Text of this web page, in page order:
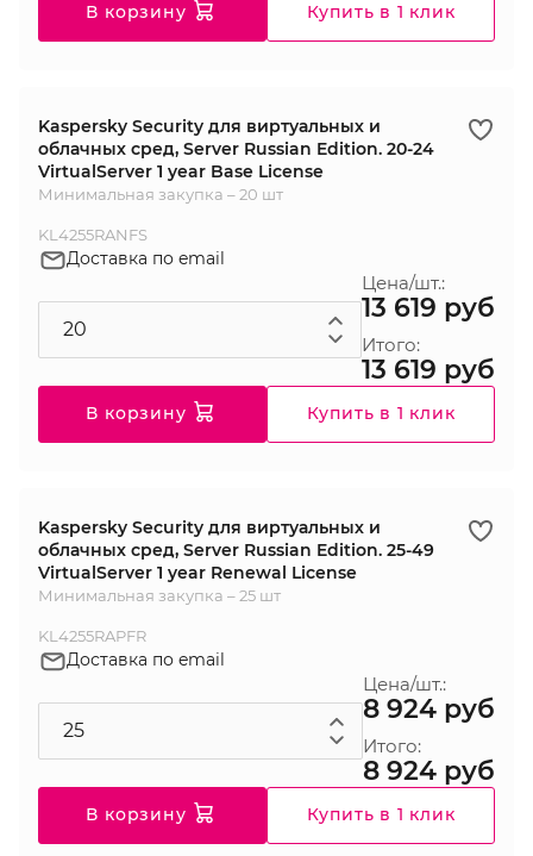
В корзину Купить в 1 клик
Kaspersky Security для виртуальных и
облачных сред, Server Russian Edition. 20-24
VirtualServer 1 year Base License
Минимальная закупка – 20 шт
KL4255RANFS
Доставка по email
Цена/шт.:
13 619 руб
Итого:
13 619 руб
В корзину Купить в 1 клик
Kaspersky Security для виртуальных и
облачных сред, Server Russian Edition. 25-49
VirtualServer 1 year Renewal License
Минимальная закупка – 25 шт
KL4255RAPFR
Доставка по email
Цена/шт.:
8 924 руб
Итого:
8 924 руб
В корзину Купить в 1 клик